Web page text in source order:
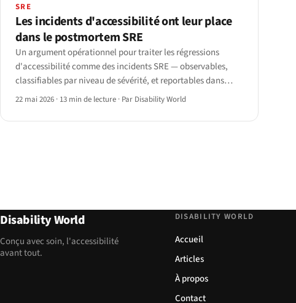
SRE
Les incidents d'accessibilité ont leur place
dans le postmortem SRE
Un argument opérationnel pour traiter les régressions
d'accessibilité comme des incidents SRE — observables,
classifiables par niveau de sévérité, et reportables dans
PagerDuty/Opsgenie/Statuspage.
22 mai 2026 · 13 min de lecture · Par Disability World
Disability World
Conçu avec soin, l'accessibilité
avant tout.
DISABILITY WORLD
Accueil
Articles
À propos
Contact